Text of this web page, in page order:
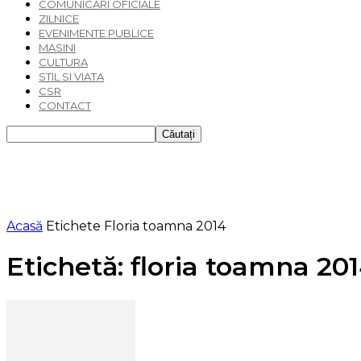
COMUNICARI OFICIALE
ZILNICE
EVENIMENTE PUBLICE
MASINI
CULTURA
STIL SI VIATA
CSR
CONTACT
Acasă Etichete Floria toamna 2014
Etichetă: floria toamna